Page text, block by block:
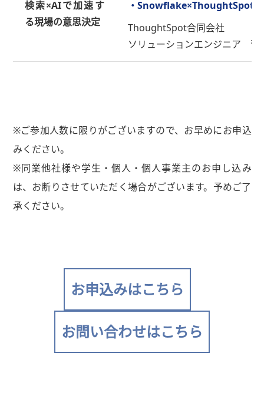
検索×AIで加速す
る現場の意思決定
・Snowflake×ThoughtSpot
ThoughtSpot合同会社
ソリューションエンジニア 菅
※ご参加人数に限りがございますので、お早めにお申込
みください。
※同業他社様や学生・個人・個人事業主のお申し込み
は、お断りさせていただく場合がございます。予めご了
承ください。
お申込みはこちら
お問い合わせはこちら